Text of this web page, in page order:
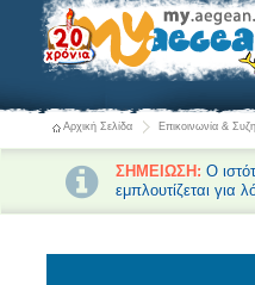
Αρχική Σελίδα Επικοινωνία &
ΣΗΜΕΙΩΣΗ: Ο
εμπλουτίζεται για